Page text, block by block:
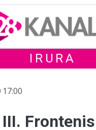
IRURA
17:00
Frontenis